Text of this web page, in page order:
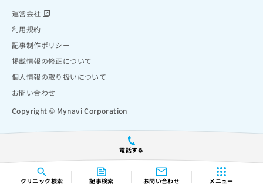
クリニック検索 記事検索 お問い合わせ メニュー
電話する
運営会社
利用規約
記事制作ポリシー
掲載情報の修正について
個人情報の取り扱いについて
お問い合わせ
Copyright © Mynavi Corporation